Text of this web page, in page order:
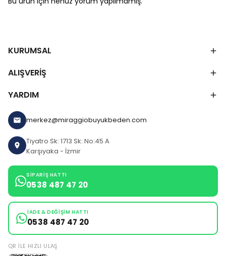
KURUMSAL
ALIŞVERİŞ
YARDIM
merkez@miraggiobuyukbeden.com
Tiyatro Sk: 1713 Sk: No:45 A
Karşıyaka - İzmir
SIPARIŞ HATTI
0538 487 47 20
İADE & DEĞIŞIM HATTI
0538 487 47 20
QR ILE HIZLI ULAŞ